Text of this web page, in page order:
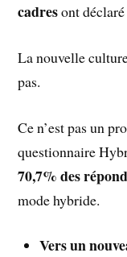
cadresont
La nouvelle
pas.
Ce n’est pas un
questionnaire
70,7% des
mode hybride.
Vers un